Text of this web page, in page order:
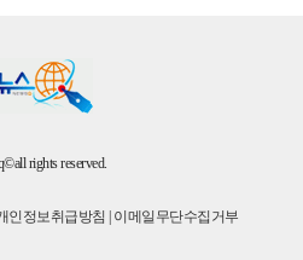
rights reserved.
인정보취급방침 이메일무단수집거부